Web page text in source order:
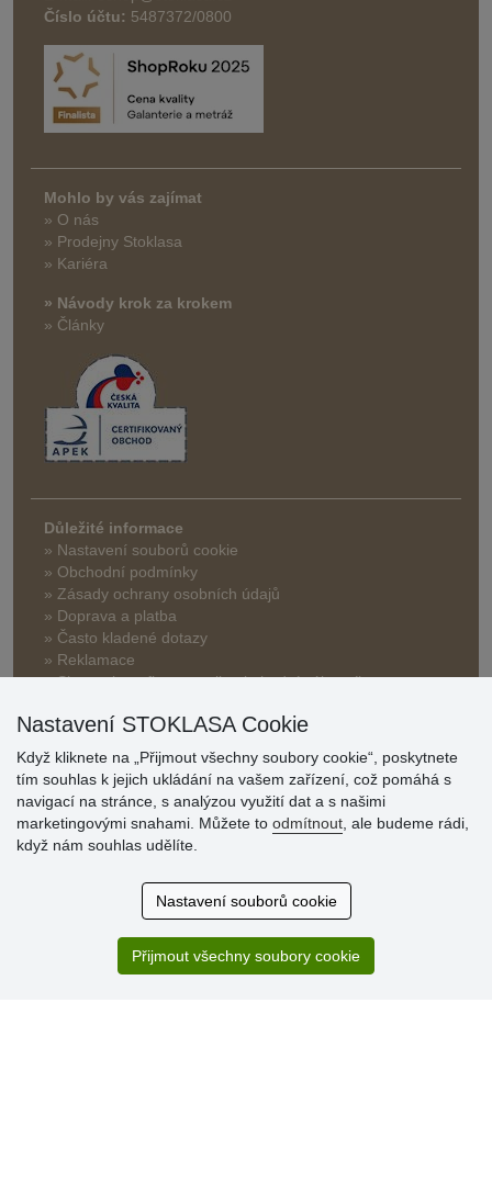
Číslo účtu: 5487372/0800
Mohlo by vás zajímat
» O nás
» Prodejny Stoklasa
» Kariéra
» Návody krok za krokem
» Články
Důležité informace
» Nastavení souborů cookie
» Obchodní podmínky
» Zásady ochrany osobních údajů
» Doprava a platba
» Často kladené dotazy
» Reklamace
» Slevy a benefity pro velkoobchodní zákazníky
zákazníků
Super obchod, kvalitní zboží za slušné ceny. Vřele
doporučuji.
Nastavení STOKLASA Cookie
Když kliknete na „Přijmout všechny soubory cookie“, poskytnete
tím souhlas k jejich ukládání na vašem zařízení, což pomáhá s
navigací na stránce, s analýzou využití dat a s našimi
marketingovými snahami. Můžete to odmítnout , ale budeme rádi,
když nám souhlas udělíte.
Nastavení souborů cookie
Přijmout všechny soubory cookie